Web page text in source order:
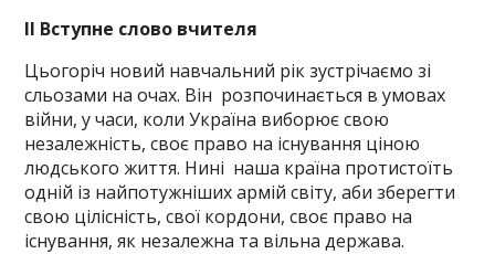
ІІ Вступне слово вчителя
Цьогоріч новий навчальний рік зустрічаємо зі
сльозами на очах. Він розпочинається в умовах
війни, у часи, коли Україна виборює свою
незалежність, своє право на існування ціною
людського життя. Нині наша країна протистоїть
одній із найпотужніших армій світу, аби зберегти
свою цілісність, свої кордони, своє право на
існування, як незалежна та вільна держава.